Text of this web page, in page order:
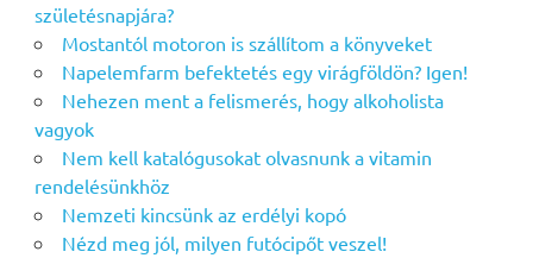
születésnapjára?
Mostantól motoron is szállítom a könyveket
Napelemfarm befektetés egy virágföldön? Igen!
Nehezen ment a felismerés, hogy alkoholista
vagyok
Nem kell katalógusokat olvasnunk a vitamin
rendelésünkhöz
Nemzeti kincsünk az erdélyi kopó
Nézd meg jól, milyen futócipőt veszel!